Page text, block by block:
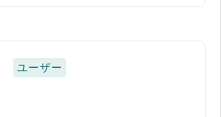
ユーザー